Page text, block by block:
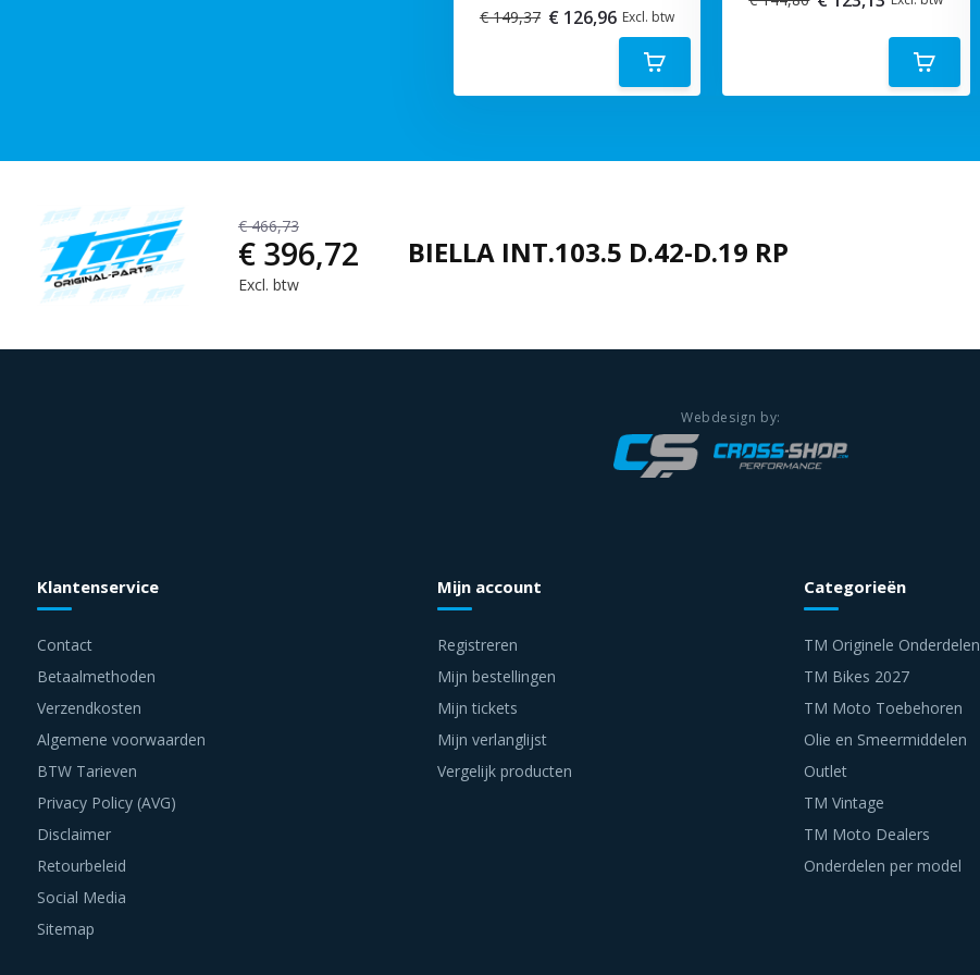
€ 149,37 € 126,96 Excl. btw
€ 466,73
€ 396,72
Excl. btw
BIELLA INT.103.5 D.42-D.19 RP
Klantenservice
Contact
Betaalmethoden
Verzendkosten
Algemene voorwaarden
BTW Tarieven
Privacy Policy (AVG)
Disclaimer
Retourbeleid
Social Media
Sitemap
Mijn account
Registreren
Mijn bestellingen
Mijn tickets
Mijn verlanglijst
Vergelijk producten
Categorieën
TM Originele Onderdelen
TM Bikes 2027
TM Moto Toebehoren
Olie en Smeermiddelen
Outlet
TM Vintage
TM Moto Dealers
Onderdelen per model